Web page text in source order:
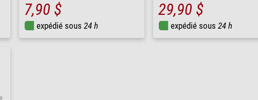
7,90 $
expédié sous 24 h
29,90 $
expédié sous 24 h